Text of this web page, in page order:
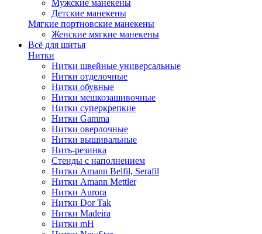
Мужские манекены
Детские манекены
Мягкие портновские манекены
Женские мягкие манекены
Всё для шитья
Нитки
Нитки швейные универсальные
Нитки отделочные
Нитки обувные
Нитки мешкозашивочные
Нитки суперкрепкие
Нитки Gamma
Нитки оверлочные
Нитки вышивальные
Нить-резинка
Стенды с наполнением
Нитки Amann Belfil, Serafil
Нитки Amann Mettler
Нитки Aurora
Нитки Dor Tak
Нитки Madeira
Нитки mH